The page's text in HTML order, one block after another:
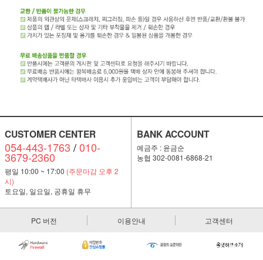
CUSTOMER CENTER
054-443-1763 /010-
3679-2360
평일 10:00 ~ 17:00 (주문마감 오후 2
시)
토요일, 일요일, 공휴일 휴무
BANK ACCOUNT
예금주 : 윤금순
농협 302-0081-6868-21
PC 버전 이용안내 고객센터